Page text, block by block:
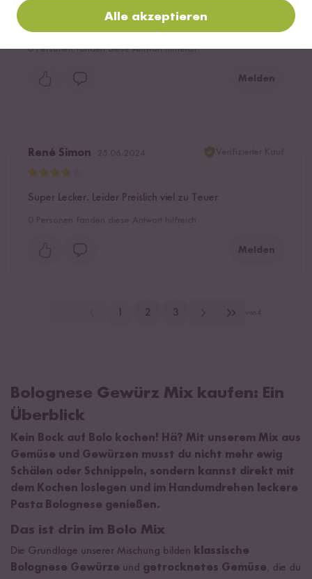
0Personen fanden diese Antwort hilfreich
Melden
René Simon
Super Lecker. Leider Preislich viel zu Teuer
Melden
2 3
Bolognese Gewürz Mix kaufen: Ein
Überblick
Kein Bock auf Bolo kochen! Hä? Mit unserem Mix aus
Gemüse und Gewürzen musst du nicht mehr ewig
Schälen oder Schnippeln, sondern kannst direkt mit
dem Kochen loslegen und im Handumdrehen leckere
Pasta Bolognese genießen.
Das ist drin im Bolo Mix
Die Grundlage unserer Mischung bilden klassische
Bolognese Gewürze und getrocknetes Gemüse, die du
Alle akzeptieren